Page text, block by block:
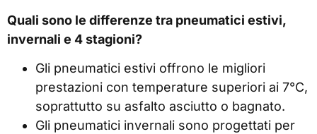
Quali sono le differenze tra pneumatici estivi,
invernali e 4 stagioni?
Gli pneumatici estivi offrono le migliori
prestazioni con temperature superiori ai 7°C,
soprattutto su asfalto asciutto o bagnato.
Gli pneumatici invernali sono progettati per